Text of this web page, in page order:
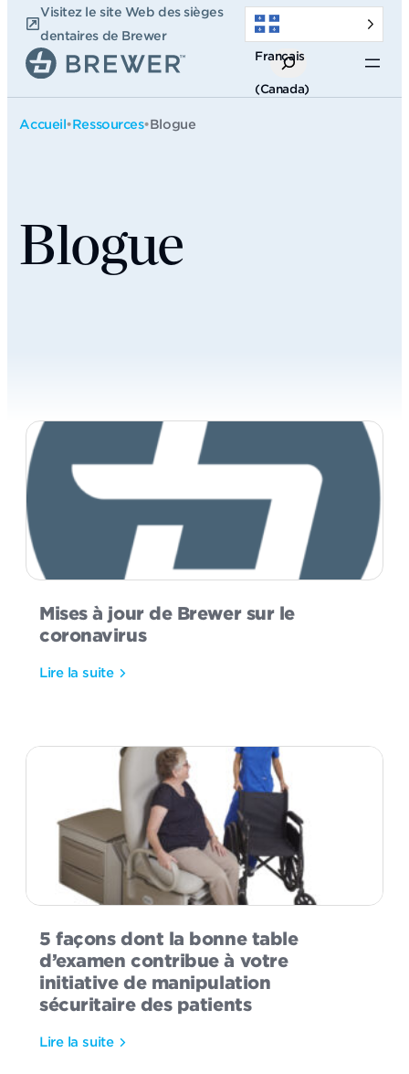
Passer
contenu
Visitez le site Web des sièges
dentaires de Brewer
Français
(Canada)
Recherche
Accueil•Ressources•Blogue
Blogue
Mises à jour de Brewer sur le
coronavirus
Lire la suite
5 façons dont la bonne table
d’examen contribue à votre
initiative de manipulation
sécuritaire des patients
Lire la suite